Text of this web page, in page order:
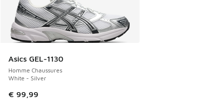
Asics GEL-1130
Homme Chaussures
White - Silver
€ 99,99